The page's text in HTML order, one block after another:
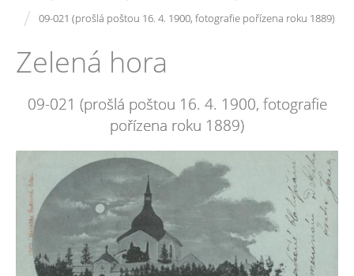
/ 09-021 (prošlá poštou 16. 4. 1900, fotografie pořízena roku 1889)
Zelená hora
09-021 (prošlá poštou 16. 4. 1900, fotografie
pořízena roku 1889)